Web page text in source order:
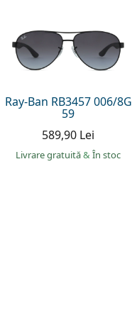
Ray-Ban RB3457 006/8G
59
589,90 Lei
Livrare gratuită& În stoc